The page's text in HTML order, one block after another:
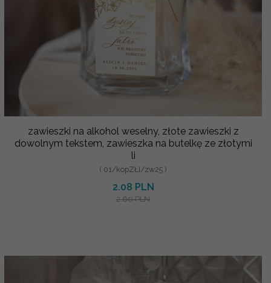
zawieszki na alkohol weselny, złote zawieszki z
dowolnym tekstem, zawieszka na butelkę ze złotymi
li
( 01/kopZŁI/zw25 )
2.08 PLN
2.60 PLN